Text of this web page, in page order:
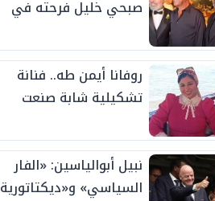
صبحي خليل فرحته في
روفانا أيمن طه.. فنانة
تشكيلية شابة صنعت
الجوائز منذ الصغر
نبيل أبوالياسين: «الفار
السياسي» و«ديكتاتورية